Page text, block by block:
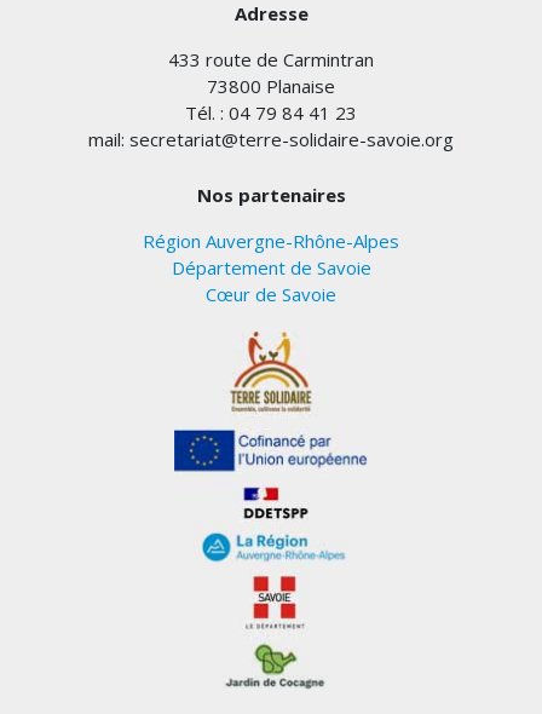
Adresse
433 route de Carmintran
73800 Planaise
Tél. : 04 79 84 41 23
mail: secretariat@terre-solidaire-savoie.org
Nos partenaires
Région Auvergne-Rhône-Alpes
Département de Savoie
Cœur de Savoie